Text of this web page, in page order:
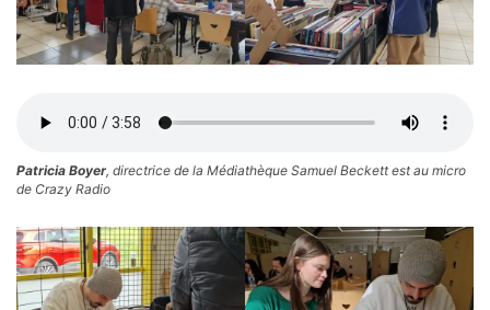
Patricia Boyer, directrice de la Médiathèque Samuel Beckett est au micro
de Crazy Radio